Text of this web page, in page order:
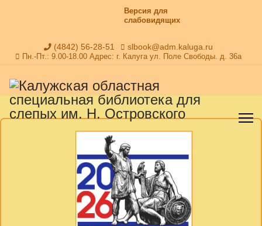
Версия для
слабовидящих
(4842) 56-28-51 slbook@adm.kaluga.ru
Пн.-Пт.: 9.00-18.00 Адрес: г. Калуга ул. Поле Свободы. д. 36а